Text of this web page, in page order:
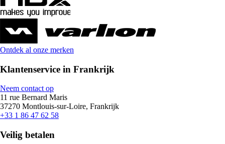
Ontdek al onze merken
Klantenservice in Frankrijk
Neem contact op
11 rue Bernard Maris
37270 Montlouis-sur-Loire, Frankrijk
+33 1 86 47 62 58
Veilig betalen